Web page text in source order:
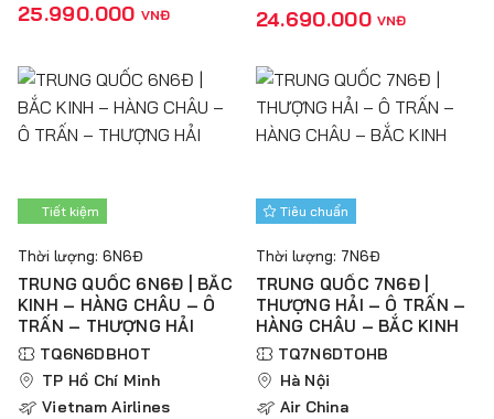
25.990.000 VNĐ 24.690.000 VNĐ
Tiết kiệm
Thời lượng: 6N6Đ
TRUNG QUỐC 6N6Đ | BẮC
KINH – HÀNG CHÂU – Ô
TRẤN – THƯỢNG HẢI
TQ6N6DBHOT
TP Hồ Chí Minh
Vietnam Airlines
Tiêu chuẩn
Thời lượng: 7N6Đ
TRUNG QUỐC 7N6Đ |
THƯỢNG HẢI – Ô TRẤN –
HÀNG CHÂU – BẮC KINH
TQ7N6DTOHB
Hà Nội
Air China